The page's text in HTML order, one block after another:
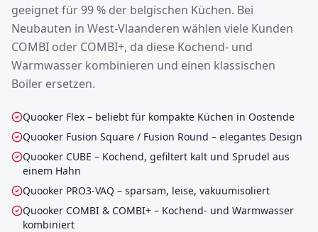
geeignet für 99 % der belgischen Küchen. Bei
Neubauten in West-Vlaanderen wählen viele Kunden
COMBI oder COMBI+, da diese Kochend- und
Warmwasser kombinieren und einen klassischen
Boiler ersetzen.
Quooker Flex – beliebt für kompakte Küchen in Oostende
Quooker Fusion Square / Fusion Round – elegantes Design
Quooker CUBE – Kochend, gefiltert kalt und Sprudel aus
einem Hahn
Quooker PRO3-VAQ – sparsam, leise, vakuumisoliert
Quooker COMBI & COMBI+ – Kochend- und Warmwasser
kombiniert